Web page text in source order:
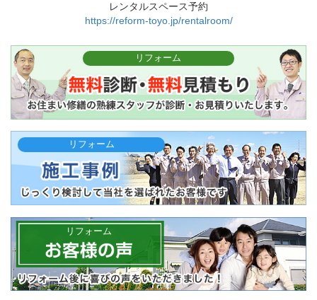
レンタルスペース予約
https://reform-toyo.jp/rentalroom/
リフォーム
リフォーム
リフォーム